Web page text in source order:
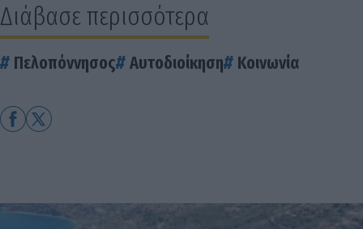
Διάβασε περισσότερα
Πελοπόννησος Αυτοδιοίκηση Κοινωνία